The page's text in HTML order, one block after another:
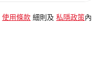
使用條款 細則及 私隱政策 內